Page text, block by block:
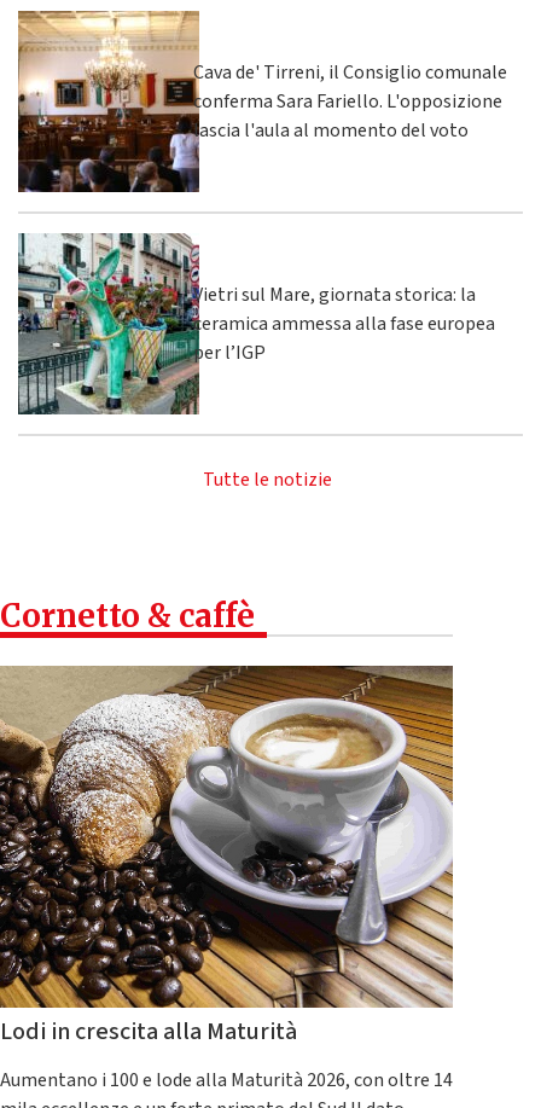
Cava de' Tirreni, il Consiglio comunale
conferma Sara Fariello. L'opposizione
lascia l'aula al momento del voto
Vietri sul Mare, giornata storica: la
ceramica ammessa alla fase europea
per l’IGP
Tutte le notizie
Cornetto & caffè
Lodi in crescita alla Maturità
Aumentano i 100 e lode alla Maturità 2026, con oltre 14